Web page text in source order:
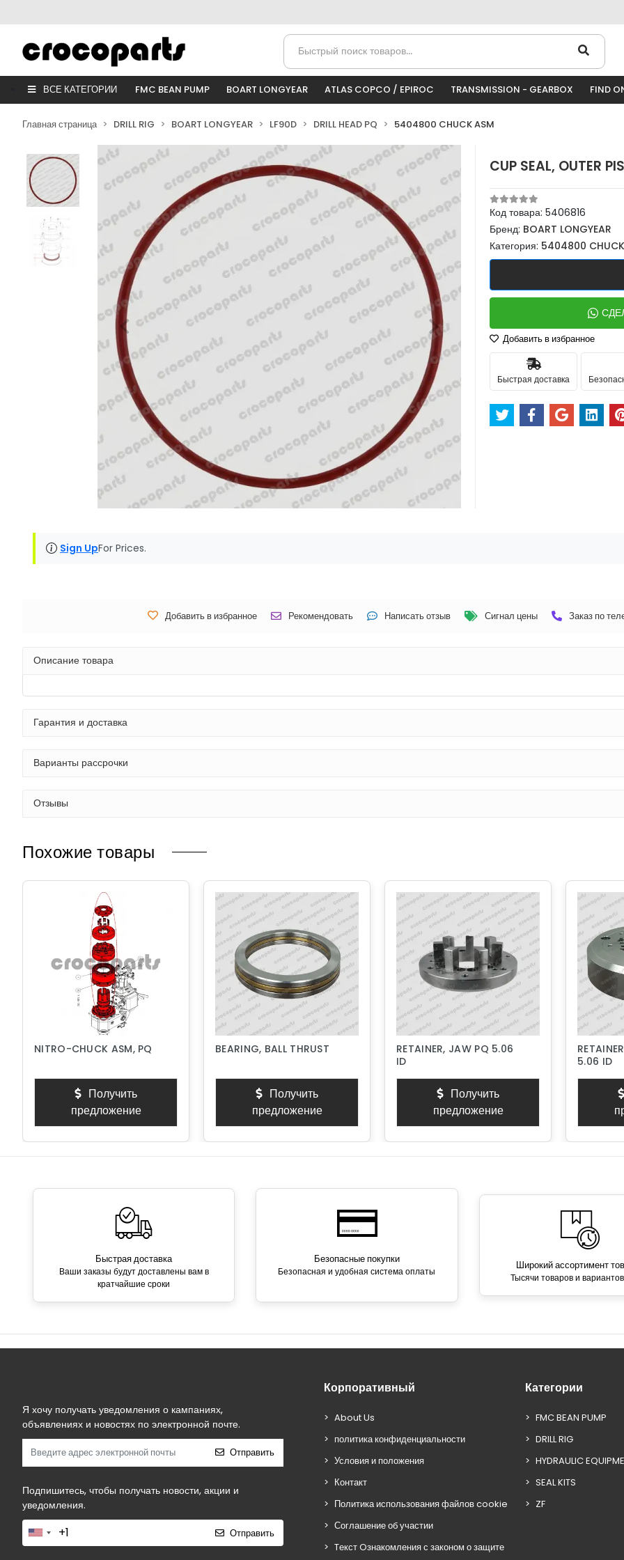
ВСЕ КАТЕГОРИИ FMC BEAN PUMP BOART LONGYEAR ATLAS COPCO / EPIROC TRANSMISSION - GEARBOX FIND
Главная страница DRILL RIG BOART LONGYEAR LF90D DRILL HEAD PQ 5404800 CHUCK ASM
CUP SEAL, OUTER
Код товара: 5406816
Бренд: BOART LONGYEAR
Категория: 5404800
Добавить в избранное
Быстрая доставка
Sign UpFor Prices.
Добавить в избранное Рекомендовать Написать отзыв Сигнал цены Заказ по
Описание товара
Гарантия и доставка
Варианты рассрочки
Отзывы
Похожие товары
NITRO-CHUCK ASM, PQ
Получить
предложение
BEARING, BALL THRUST
Получить
предложение
RETAINER, JAW PQ 5.06
ID
Получить
предложение
5.06 ID
Быстрая доставка
Ваши заказы будут доставлены вам в
кратчайшие сроки
Безопасные покупки
Безопасная и удобная система оплаты Широкий ассортимент
Тысячи товаров и
Я хочу получать уведомления о кампаниях,
объявлениях и новостях по электронной почте.
Отправить
Подпишитесь, чтобы получать новости, акции и
уведомления.
Отправить
Корпоративный
About Us
политика конфиденциальности
Условия и положения
Контакт
Политика использования файлов cookie
Соглашение об участии
Tекст Oзнакомления с законом о защите
Категории
FMC BEAN PUMP
DRILL RIG
HYDRAULIC
SEAL KITS
ZF